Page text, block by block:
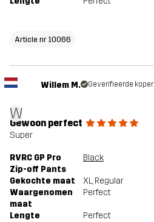
Article nr 10066
W
Willem M. Geverifieerde koper
Gewoon perfect
Super
RVRC GP Pro
Zip-off Pants
Black
Gekochte maat XL, Regular
Waargenomen
maat
Perfect
Lengte Perfect